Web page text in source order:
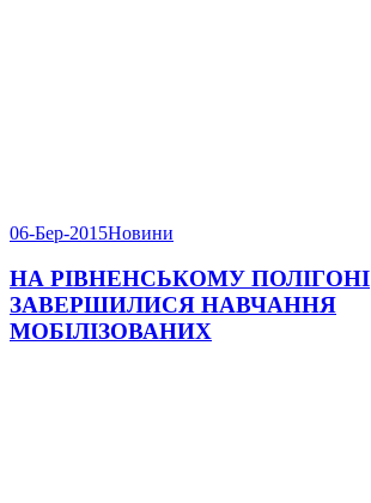
06-Бер-2015Новини
НА РІВНЕНСЬКОМУ ПОЛІГОНІ
ЗАВЕРШИЛИСЯ НАВЧАННЯ
МОБІЛІЗОВАНИХ